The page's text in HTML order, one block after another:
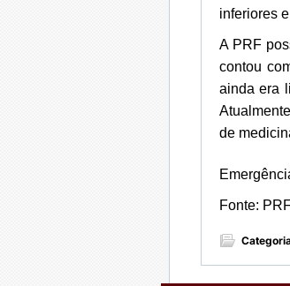
inferiores
A PRF
contou
ainda era
de
Fonte: